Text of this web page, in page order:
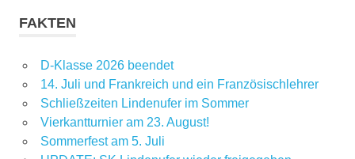
FAKTEN
D-Klasse 2026 beendet
14. Juli und Frankreich und ein Französischlehrer
Schließzeiten Lindenufer im Sommer
Vierkantturnier am 23. August!
Sommerfest am 5. Juli